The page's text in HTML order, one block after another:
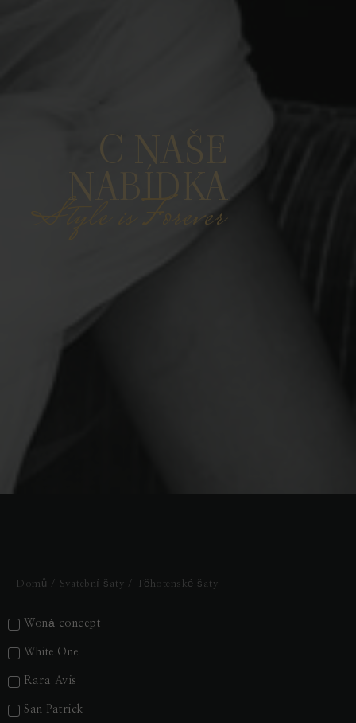
C NAŠE
NABÍDKA
Style is Forever
Domů / Svatební šaty / Těhotenské šaty
Woná concept
White One
Rara Avis
San Patrick